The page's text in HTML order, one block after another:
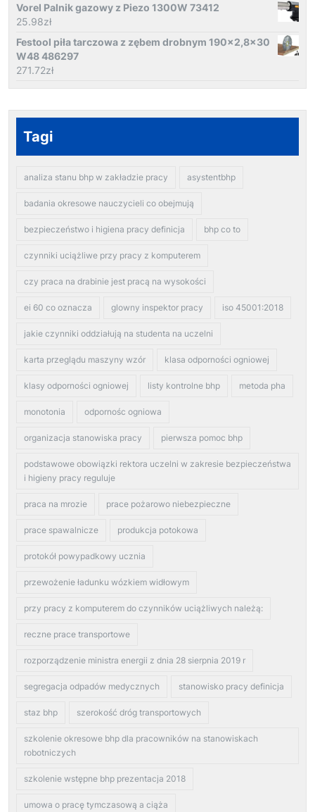
Vorel Palnik gazowy z Piezo 1300W 73412
25.98zł
Festool piła tarczowa z zębem drobnym 190x2,8x30
W48 486297
271.72zł
Tagi
analiza stanu bhp w zakładzie pracy asystentbhp
badania okresowe nauczycieli co obejmują
bezpieczeństwo i higiena pracy definicja bhp co to
czynniki uciążliwe przy pracy z komputerem
czy praca na drabinie jest pracą na wysokości
ei 60 co oznacza glowny inspektor pracy iso 45001:2018
jakie czynniki oddziałują na studenta na uczelni
karta przeglądu maszyny wzór klasa odporności ogniowej
klasy odporności ogniowej listy kontrolne bhp metoda pha
monotonia odpornośc ogniowa
organizacja stanowiska pracy pierwsza pomoc bhp
podstawowe obowiązki rektora uczelni w zakresie bezpieczeństwa
i higieny pracy reguluje
praca na mrozie prace pożarowo niebezpieczne
prace spawalnicze produkcja potokowa
protokół powypadkowy ucznia
przewożenie ładunku wózkiem widłowym
przy pracy z komputerem do czynników uciążliwych należą:
reczne prace transportowe
rozporządzenie ministra energii z dnia 28 sierpnia 2019 r
segregacja odpadów medycznych stanowisko pracy definicja
staz bhp szerokość dróg transportowych
szkolenie okresowe bhp dla pracowników na stanowiskach
robotniczych
szkolenie wstępne bhp prezentacja 2018
umowa o pracę tymczasową a ciąża